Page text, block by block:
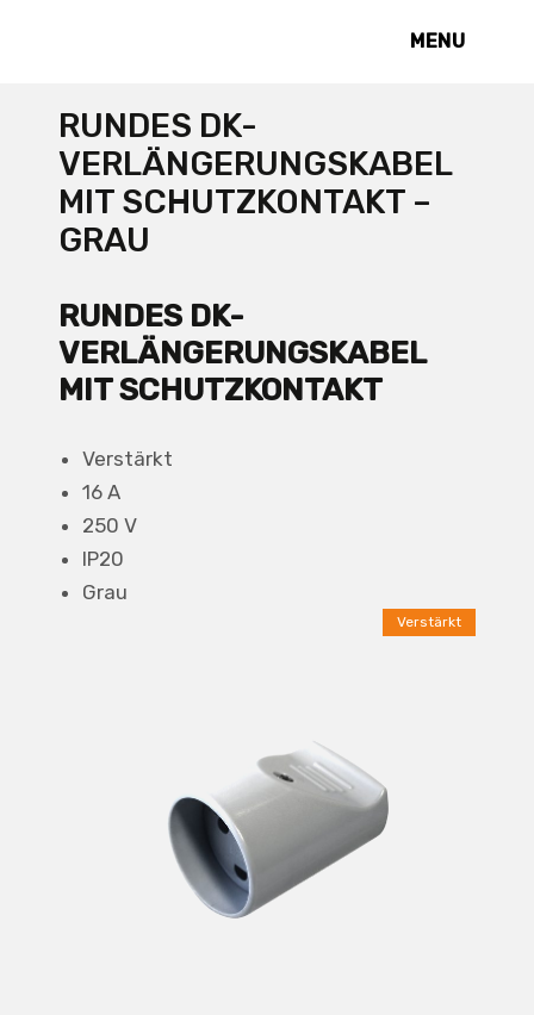
MENU
RUNDES DK-
VERLÄNGERUNGSKABEL
MIT SCHUTZKONTAKT –
GRAU
RUNDES DK-
VERLÄNGERUNGSKABEL
MIT SCHUTZKONTAKT
Verstärkt
16 A
250 V
IP20
Grau
Verstärkt